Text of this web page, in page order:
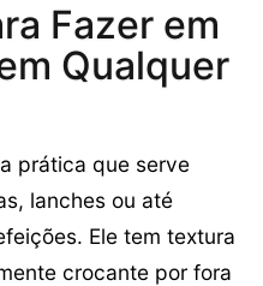
Fazer em
Qualquer
prática que serve
lanches ou até
Ele tem textura
crocante por fora